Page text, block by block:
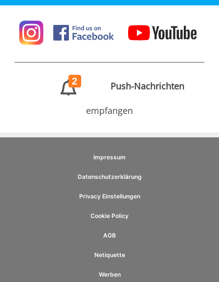
2 Push-Nachrichten
empfangen
Impressum
Datenschutzerklärung
Privacy Einstellungen
Cookie Policy
AGB
Netiquette
Werben